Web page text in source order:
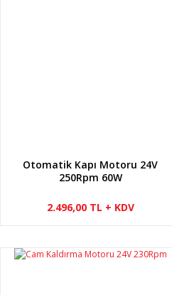
Otomatik Kapı Motoru 24V
250Rpm 60W
2.496,00 TL + KDV